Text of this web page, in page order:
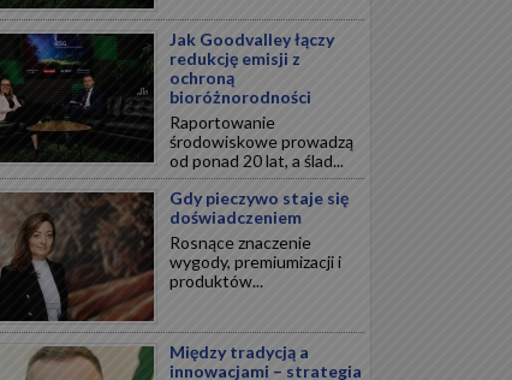
Jak Goodvalley łączy
redukcję emisji z
ochroną
bioróżnorodności
Raportowanie
środowiskowe prowadzą
od ponad 20 lat, a ślad...
Gdy pieczywo staje się
doświadczeniem
Rosnące znaczenie
wygody, premiumizacji i
produktów...
Między tradycją a
innowacjami – strategia